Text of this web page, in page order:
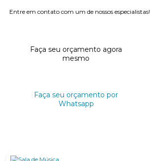
Entre em contato com um de nossos especialistas!
Faça seu orçamento agora
mesmo
Faça seu orçamento por
Whatsapp